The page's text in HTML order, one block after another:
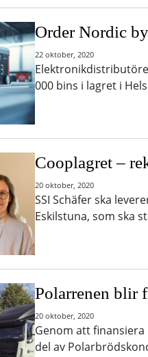
Order Nordic
22 oktober, 2020
000 bins i lagret i
Cooplagret –
20 oktober, 2020
SSI Schäfer ska
Eskilstuna, som ska
Polarrenen blir
20 oktober, 2020
Genom att
del av